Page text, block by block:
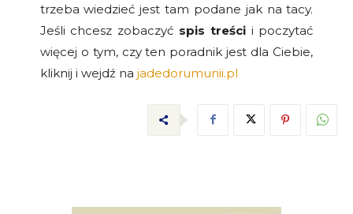
trzeba wiedzieć jest tam podane jak na tacy.
Jeśli chcesz zobaczyć spis treścii poczytać
więcej o tym, czy ten poradnik jest dla Ciebie,
kliknij i wejdź na jadedorumunii.pl